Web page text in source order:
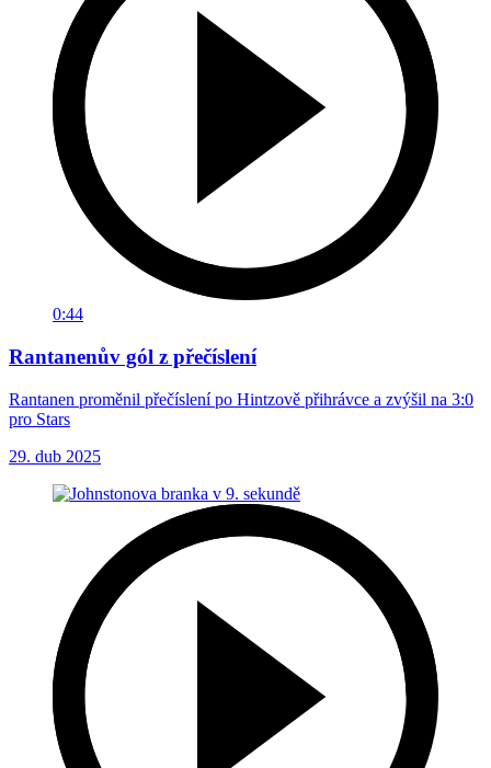
0:44
Rantanenův gól z přečíslení
Rantanen proměnil přečíslení po Hintzově přihrávce a zvýšil na 3:0
pro Stars
29. dub 2025